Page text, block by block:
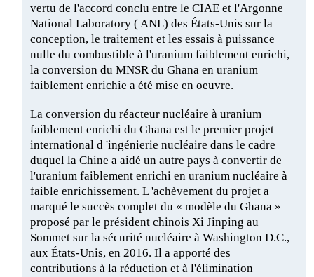
vertu de l'accord conclu entre le CIAE et l'Argonne
National Laboratory ( ANL) des États-Unis sur la
conception, le traitement et les essais à puissance
nulle du combustible à l'uranium faiblement enrichi,
la conversion du MNSR du Ghana en uranium
faiblement enrichie a été mise en oeuvre.
La conversion du réacteur nucléaire à uranium
faiblement enrichi du Ghana est le premier projet
international d 'ingénierie nucléaire dans le cadre
duquel la Chine a aidé un autre pays à convertir de
l'uranium faiblement enrichi en uranium nucléaire à
faible enrichissement. L 'achèvement du projet a
marqué le succès complet du « modèle du Ghana »
proposé par le président chinois Xi Jinping au
Sommet sur la sécurité nucléaire à Washington D.C.,
aux États-Unis, en 2016. Il a apporté des
contributions à la réduction et à l'élimination